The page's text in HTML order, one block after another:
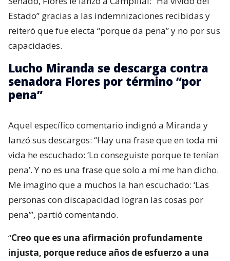
Estado” gracias a las indemnizaciones recibidas y
reiteró que fue electa “porque da pena” y no por sus
capacidades.
Lucho Miranda se descarga contra
senadora Flores por término “por
pena”
Aquel específico comentario indignó a Miranda y
lanzó sus descargos: “Hay una frase que en toda mi
vida he escuchado: ‘Lo conseguiste porque te tenían
pena’. Y no es una frase que solo a mí me han dicho.
Me imagino que a muchos la han escuchado: ‘Las
personas con discapacidad logran las cosas por
pena’”, partió comentando.
“Creo que es una afirmación profundamente
injusta, porque reduce años de esfuerzo a una